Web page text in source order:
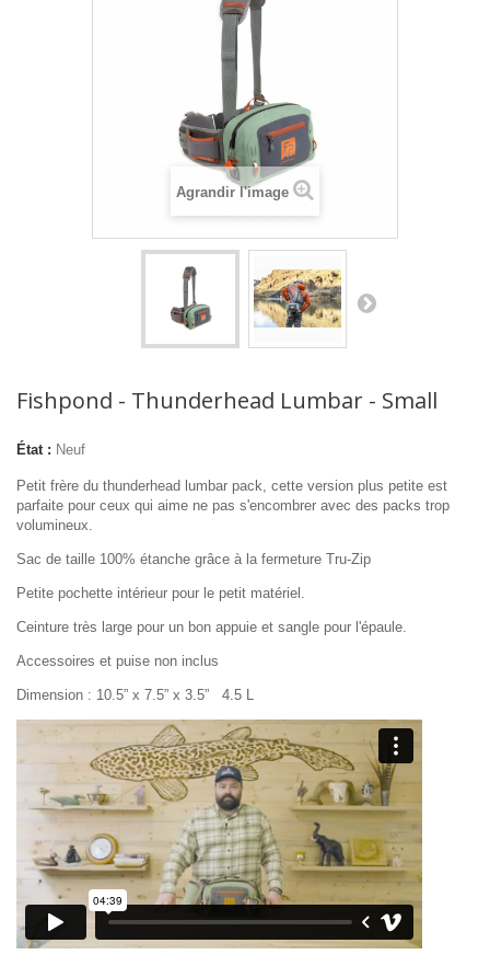
Agrandir l'image
Fishpond - Thunderhead Lumbar - Small
État : Neuf
Petit frère du thunderhead lumbar pack, cette version plus petite est
parfaite pour ceux qui aime ne pas s'encombrer avec des packs trop
volumineux.
Sac de taille 100% étanche grâce à la fermeture Tru-Zip
Petite pochette intérieur pour le petit matériel.
Ceinture très large pour un bon appuie et sangle pour l'épaule.
Accessoires et puise non inclus
Dimension : 10.5” x 7.5” x 3.5” 4.5 L